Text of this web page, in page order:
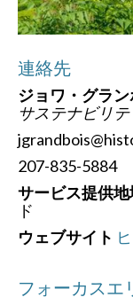
連絡先
ジョワ・グラン
サステナビリ
207-835-5884
サービス提供地
ド
ウェブサイト
フォーカスエ